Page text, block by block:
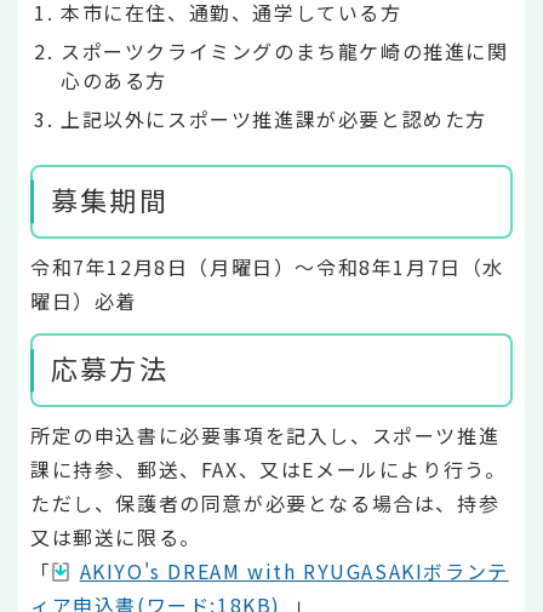
本市に在住、通勤、通学している方
スポーツクライミングのまち龍ケ崎の推進に関
心のある方
上記以外にスポーツ推進課が必要と認めた方
募集期間
令和7年12月8日（月曜日）～令和8年1月7日（水
曜日）必着
応募方法
所定の申込書に必要事項を記入し、スポーツ推進
課に持参、郵送、FAX、又はEメールにより行う。
ただし、保護者の同意が必要となる場合は、持参
又は郵送に限る。
「
AKIYO's DREAM with RYUGASAKIボランテ
ィア申込書(ワード:18KB)
」